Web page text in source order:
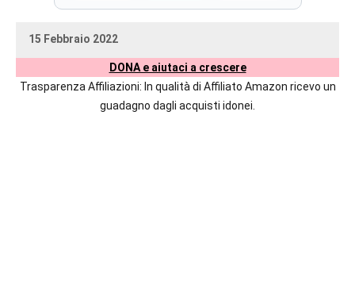
prossime
maggiori
15 Febbraio 2022
DONA e aiutaci a crescere
Trasparenza Affiliazioni: In qualità di Affiliato Amazon ricevo un
guadagno dagli acquisti idonei.